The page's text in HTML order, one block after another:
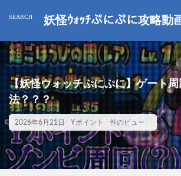
妖怪ｳｫｯﾁぷにぷに攻略動
【妖怪ウォッチぷにぷに】ゲート
法？？？
2026年6月21日 Yポイント 件のビュー